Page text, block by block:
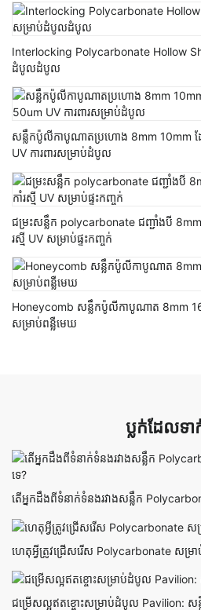
Interlocking Polycarbonate Hollow
ដំបូលដំបូល
សន្លឹកប៉ូលីកាបូណាតប្រហោង 8mm 10mm
UV ការពារសម្រាប់ដំបូល
ជម្រះសន្លឹក polycarbonate ជញ្ជាំងបី
រស្មី UV សម្រាប់ផ្ទះកញ្ចក់
Honeycomb សន្លឹកប៉ូលីកាបូណាត 8mm
សម្រាប់ពន្លឺមេឃ
ប្លក់ដែលទ
តើអ្នកដឹងពីទំនាក់ទំនងរវាងសន្លឹក
ហេតុអ្វីត្រូវជ្រើសរើស Polycarbonate សម្
ជម្រើសល្អឥតខ្ចោះសម្រាប់ដំបូល Pavilion: